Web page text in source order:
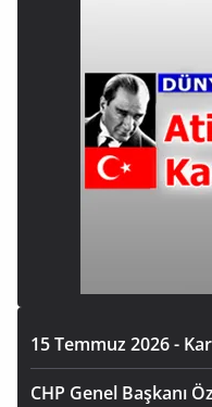
15 Temmuz 2026 -
CHP Genel Başkanı